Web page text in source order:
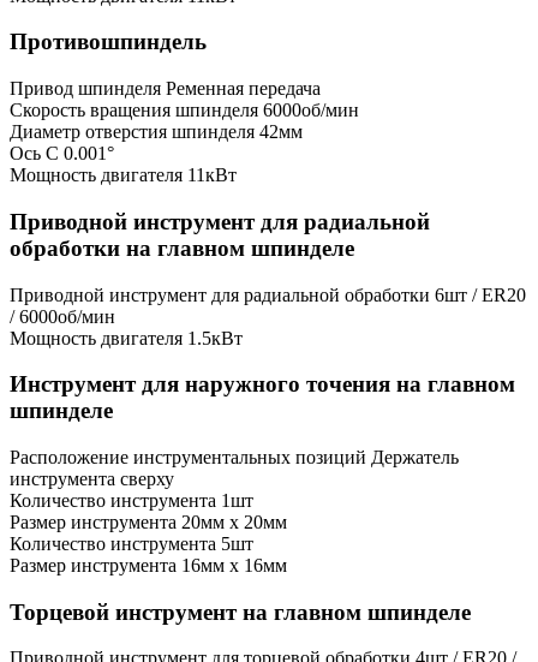
Противошпиндель
Привод шпинделя Ременная передача
Скорость вращения шпинделя 6000об/мин
Диаметр отверстия шпинделя 42мм
Ось C 0.001°
Мощность двигателя 11кВт
Приводной инструмент для радиальной
обработки на главном шпинделе
Приводной инструмент для радиальной обработки 6шт / ER20
/ 6000об/мин
Мощность двигателя 1.5кВт
Инструмент для наружного точения на главном
шпинделе
Расположение инструментальных позиций Держатель
инструмента сверху
Количество инструмента 1шт
Размер инструмента 20мм x 20мм
Количество инструмента 5шт
Размер инструмента 16мм х 16мм
Торцевой инструмент на главном шпинделе